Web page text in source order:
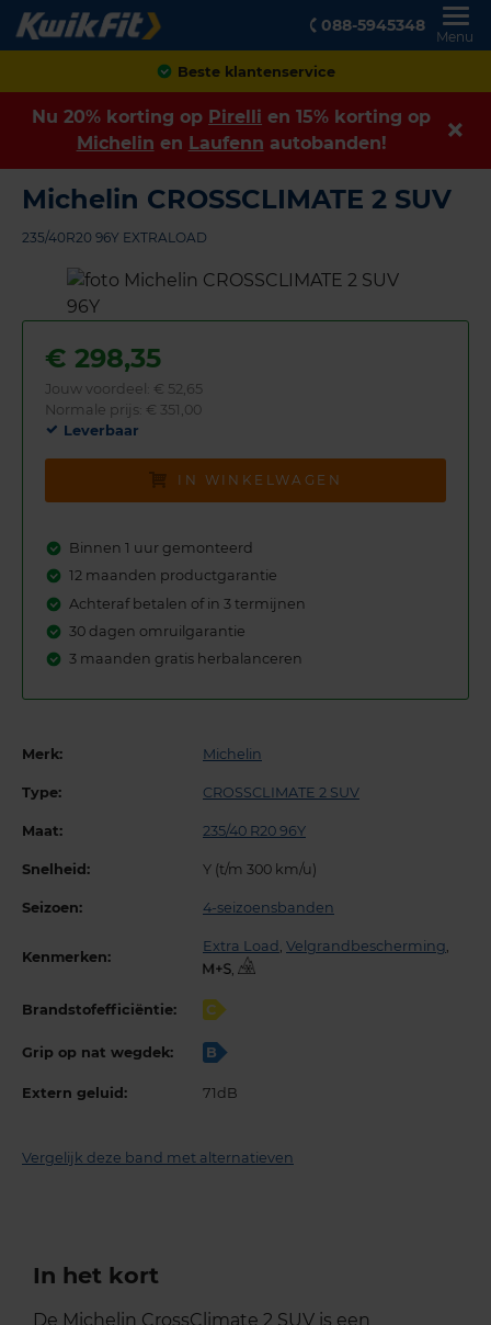
088-5945348
Menu
Achteraf betalen
Nu 20% korting op Pirelli en 15% korting op
Michelin en Laufenn autobanden!
Michelin CROSSCLIMATE 2 SUV
235/40R20 96Y EXTRALOAD
€ 298,35
Jouw voordeel: € 52,65
Normale prijs: € 351,00
Leverbaar
IN WINKELWAGEN
Binnen 1 uur gemonteerd
12 maanden productgarantie
Achteraf betalen of in 3 termijnen
30 dagen omruilgarantie
3 maanden gratis herbalanceren
Merk: Michelin
Type: CROSSCLIMATE 2 SUV
Maat: 235/40 R20 96Y
Snelheid: Y (t/m 300 km/u)
Seizoen: 4-seizoensbanden
Kenmerken:
Extra Load Velgrandbescherming
,
Brandstofefficiëntie: C
Grip op nat wegdek: B
Extern geluid: 71dB
Vergelijk deze band met alternatieven
In het kort
De Michelin CrossClimate 2 SUV is een